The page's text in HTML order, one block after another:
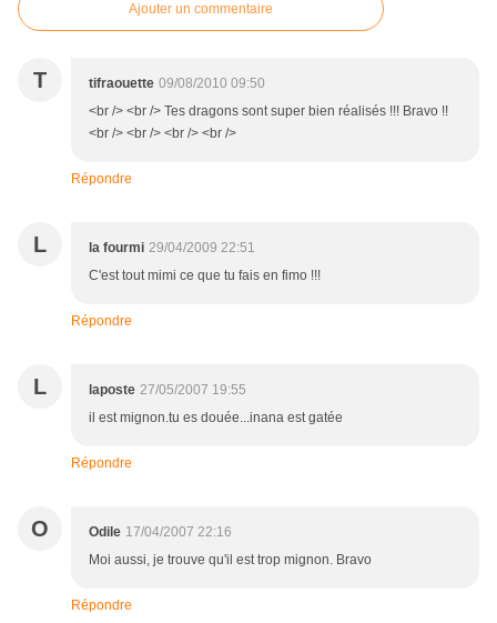
Ajouter un commentaire
T tifraouette 09/08/2010 09:50
<br /> <br /> Tes dragons sont super bien réalisés !!! Bravo !!
<br /> <br /> <br /> <br />
Répondre
L la fourmi 29/04/2009 22:51
C'est tout mimi ce que tu fais en fimo !!!
Répondre
L laposte 27/05/2007 19:55
il est mignon.tu es douée...inana est gatée
Répondre
O Odile 17/04/2007 22:16
Moi aussi, je trouve qu'il est trop mignon. Bravo
Répondre